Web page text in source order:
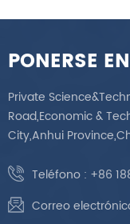
PONERSE
Private
Road,Economic &
City,Anhui
Teléfono : +86
Correo